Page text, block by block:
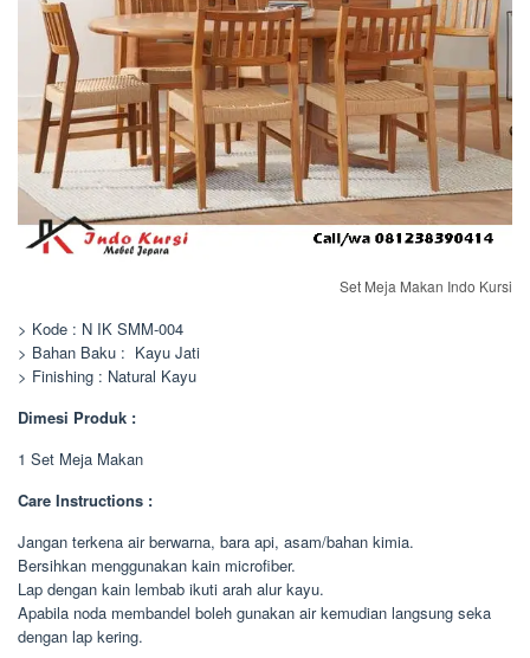
Set Meja Makan Indo Kursi
> Kode : N IK SMM-004
> Bahan Baku : Kayu Jati
> Finishing : Natural Kayu
Dimesi Produk :
1 Set Meja Makan
Care Instructions :
Jangan terkena air berwarna, bara api, asam/bahan kimia.
Bersihkan menggunakan kain microfiber.
Lap dengan kain lembab ikuti arah alur kayu.
Apabila noda membandel boleh gunakan air kemudian langsung seka
dengan lap kering.